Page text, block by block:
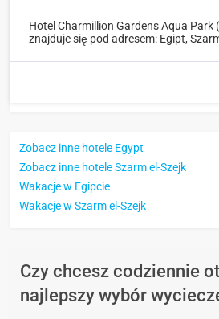
Hotel Charmillion Gardens Aqua Park
znajduje się pod adresem: Egipt,
Zobacz inne hotele Egypt
Zobacz inne hotele Szarm el-Szejk
Wakacje w Egipcie
Wakacje w Szarm el-Szejk
Czy chcesz codziennie
najlepszy wybór